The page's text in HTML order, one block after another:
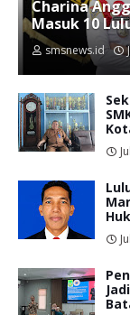
Charina
Masuk 10
smsnews.id